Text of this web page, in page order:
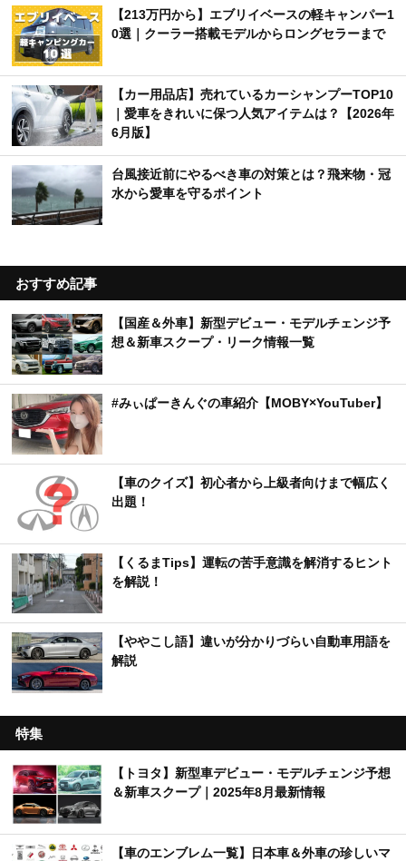
【213万円から】エブリイベースの軽キャンパー1
0選｜クーラー搭載モデルからロングセラーまで
【カー用品店】売れているカーシャンプーTOP10
｜愛車をきれいに保つ人気アイテムは？【2026年
6月版】
台風接近前にやるべき車の対策とは？飛来物・冠
水から愛車を守るポイント
おすすめ記事
【国産＆外車】新型デビュー・モデルチェンジ予
想＆新車スクープ・リーク情報一覧
#みぃぱーきんぐの車紹介【MOBY×YouTuber】
【車のクイズ】初心者から上級者向けまで幅広く
出題！
【くるまTips】運転の苦手意識を解消するヒント
を解説！
【ややこし語】違いが分かりづらい自動車用語を
解説
特集
【トヨタ】新型車デビュー・モデルチェンジ予想
＆新車スクープ｜2025年8月最新情報
【車のエンブレム一覧】日本車＆外車の珍しいマ